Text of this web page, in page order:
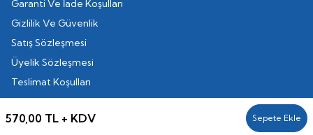
570,00 TL + KDV Sepete Ekle
Garanti Ve İade Koşulları
Gizlilik Ve Güvenlik
Satış Sözleşmesi
Üyelik Sözleşmesi
Teslimat Koşulları